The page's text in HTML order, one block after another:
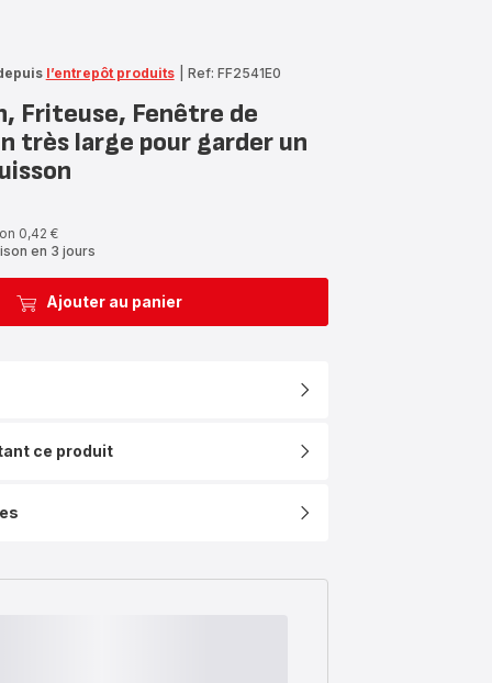
l’entrepôt produits Ref: FF2541E0
Friteuse, Fenêtre de
très large pour garder un
0,42 €
en 3 jours
Ajouter au panier
ce produit